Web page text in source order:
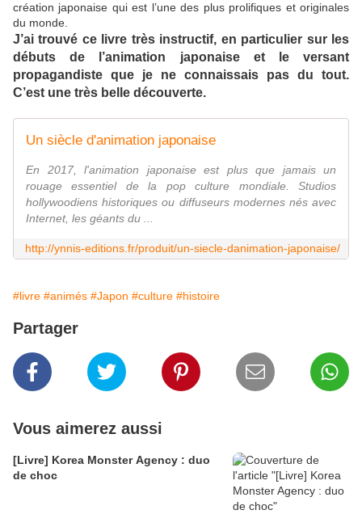
création japonaise qui est l’une des plus prolifiques et originales
du monde.
J’ai trouvé ce livre très instructif, en particulier sur les
débuts de l’animation japonaise et le versant
propagandiste que je ne connaissais pas du tout.
C’est une très belle découverte.
Un siècle d'animation japonaise
En 2017, l'animation japonaise est plus que jamais un
rouage essentiel de la pop culture mondiale. Studios
hollywoodiens historiques ou diffuseurs modernes nés avec
Internet, les géants du ...
http://ynnis-editions.fr/produit/un-siecle-danimation-japonaise/
#livre #animés #Japon #culture #histoire
Partager
Vous aimerez aussi
[Livre] Korea Monster Agency : duo
de choc